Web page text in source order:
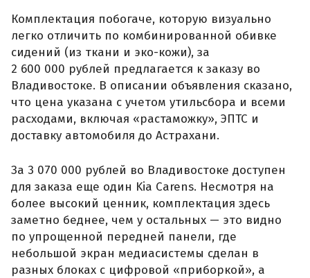
Комплектация побогаче, которую визуально
легко отличить по комбинированной обивке
сидений (из ткани и эко-кожи), за
2 600 000 рублей предлагается к заказу во
Владивостоке. В описании объявления сказано,
что цена указана с учетом утильсбора и всеми
расходами, включая «растаможку», ЭПТС и
доставку автомобиля до Астрахани.
За 3 070 000 рублей во Владивостоке доступен
для заказа еще один Kia Carens. Несмотря на
более высокий ценник, комплектация здесь
заметно беднее, чем у остальных — это видно
по упрощенной передней панели, где
небольшой экран медиасистемы сделан в
разных блоках с цифровой «приборкой», а